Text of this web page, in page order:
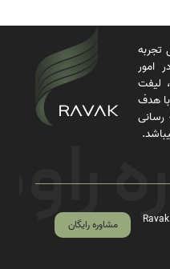
با بیش از ۲۰ سال تجربه
امور
لیفت
هدف
مشاوره رایگان